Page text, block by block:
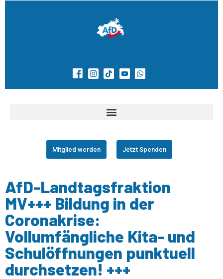
Mitglied werden Jetzt Spenden
AfD-Landtagsfraktion
MV+++ Bildung in der
Coronakrise:
Vollumfängliche Kita- und
Schulöffnungen punktuell
durchsetzen! +++